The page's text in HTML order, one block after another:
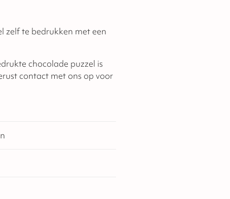
zelf te bedrukken met een
chocolade puzzel is
contact met ons op voor